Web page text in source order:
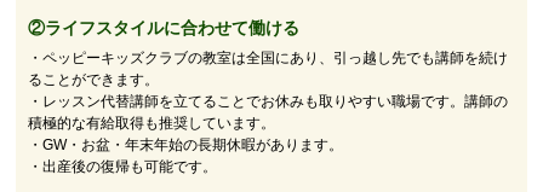
②ライフスタイルに合わせて働ける
・ペッピーキッズクラブの教室は全国にあり、引っ越し先でも講師を続け
ることができます。
・レッスン代替講師を立てることでお休みも取りやすい職場です。講師の
積極的な有給取得も推奨しています。
・GW・お盆・年末年始の長期休暇があります。
・出産後の復帰も可能です。